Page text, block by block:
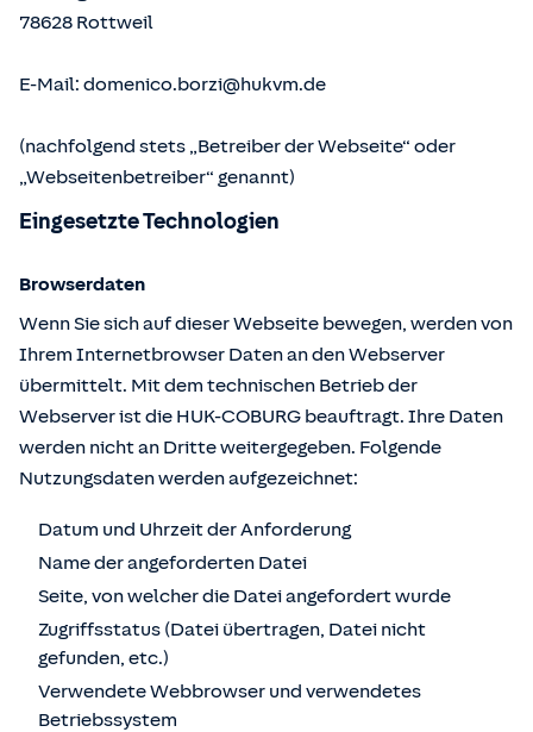
78628 Rottweil
E-Mail: domenico.borzi@hukvm.de
(nachfolgend stets „Betreiber der Webseite“ oder
„Webseitenbetreiber“ genannt)
Eingesetzte Technologien
Browserdaten
Wenn Sie sich auf dieser Webseite bewegen, werden von
Ihrem Internetbrowser Daten an den Webserver
übermittelt. Mit dem technischen Betrieb der
Webserver ist die HUK-COBURG beauftragt. Ihre Daten
werden nicht an Dritte weitergegeben. Folgende
Nutzungsdaten werden aufgezeichnet:
Datum und Uhrzeit der Anforderung
Name der angeforderten Datei
Seite, von welcher die Datei angefordert wurde
Zugriffsstatus (Datei übertragen, Datei nicht
gefunden, etc.)
Verwendete Webbrowser und verwendetes
Betriebssystem